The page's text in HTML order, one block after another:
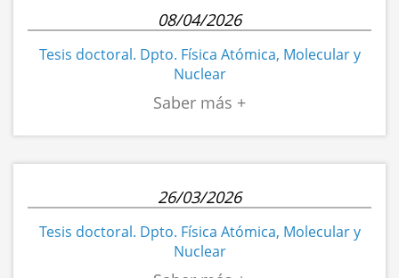
08/04/2026
Tesis doctoral. Dpto. Física Atómica, Molecular y
Nuclear
26/03/2026
Tesis doctoral. Dpto. Física Atómica, Molecular y
Nuclear